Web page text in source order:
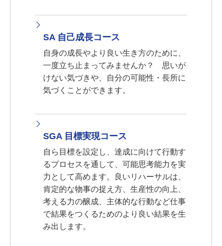
SA 自己成長コース
自身の成長やより良い生き方のために、
一度立ち止まってみませんか？ 思いが
けない気づきや、自分の可能性・長所に
気づくことができます。
SGA 目標実現コース
自ら目標を設定し、達成に向けて行動す
るプロセスを通して、可能思考能力を実
力として高めます。良いリハーサルは、
肯定的な物事の捉え方、生産性の向上、
考える力の醸成、主体的な行動など仕事
で結果をつくるためのより良い結果を生
み出します。